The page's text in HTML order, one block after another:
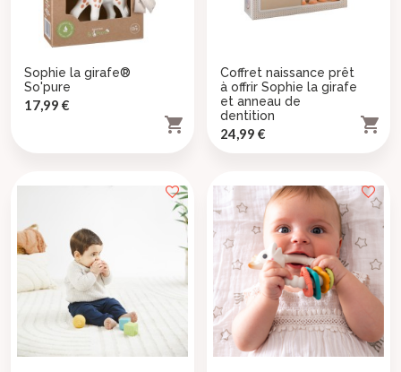
Sophie la girafe®
So'pure
Prix
17,99 €

Coffret naissance prêt
à offrir Sophie la girafe
et anneau de
dentition
Prix
24,99 € 